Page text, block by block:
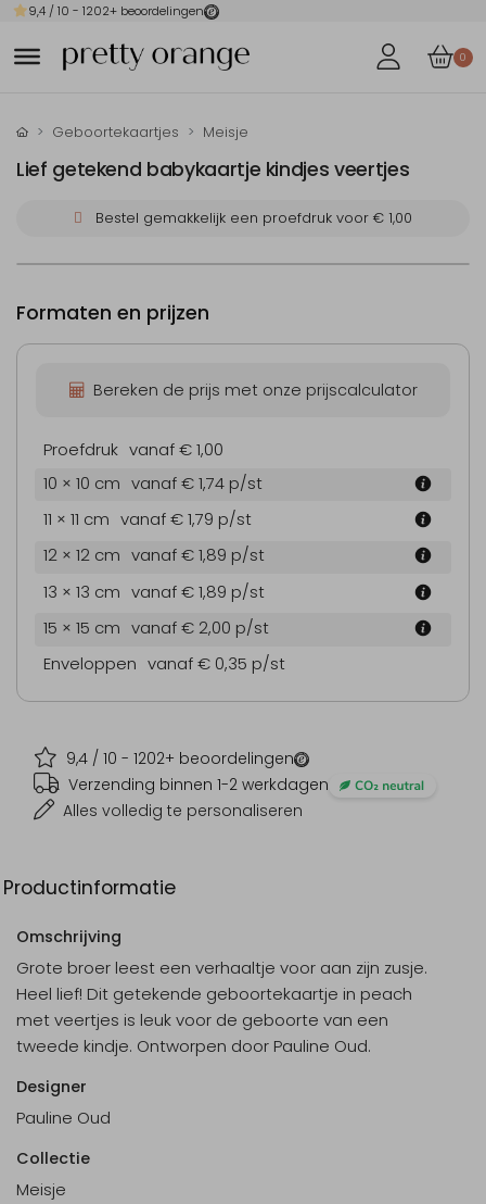
9,4 / 10 - 1202+ beoordelingen
0
Geboortekaartjes Meisje
Lief getekend babykaartje kindjes veertjes
Bestel gemakkelijk een proefdruk voor € 1,00
9,4 / 10 - 1202+ beoordelingen
Verzending binnen 1-2 werkdagen
Alles volledig te personaliseren
Formaten en prijzen
Bereken de prijs met onze prijscalculator
Proefdruk vanaf € 1,00
10 × 10 cm vanaf € 1,74 p/st
11 × 11 cm vanaf € 1,79 p/st
12 × 12 cm vanaf € 1,89 p/st
13 × 13 cm vanaf € 1,89 p/st
15 × 15 cm vanaf € 2,00 p/st
Enveloppen vanaf € 0,35 p/st
Productinformatie
Omschrijving
Grote broer leest een verhaaltje voor aan zijn zusje.
Heel lief! Dit getekende geboortekaartje in peach
met veertjes is leuk voor de geboorte van een
tweede kindje. Ontworpen door Pauline Oud.
Designer
Pauline Oud
Collectie
Meisje